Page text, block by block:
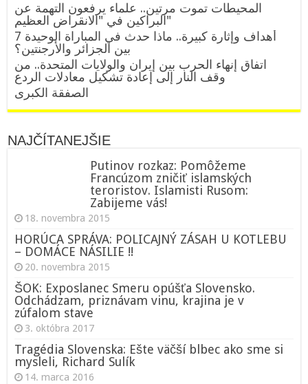
المحيطات تموت مرتين.. علماء يرفعون التهمة عن
البراكين في "الانقراض العظيم"
7 أهداف وإثارة كبيرة.. ماذا حدث في المباراة الوحيدة
بين الجزائر والأرجنتين؟
اتفاق إنهاء الحرب بين إيران والولايات المتحدة.. من
وقف النار إلى إعادة تشكيل معادلات الردع
الصفقة الكبرى
NAJČÍTANEJŠIE
Putinov rozkaz: Pomôžeme
Francúzom zničiť islamských
teroristov. Islamisti Rusom:
Zabijeme vás!
18. novembra 2015
HORÚCA SPRÁVA: POLICAJNÝ ZÁSAH U KOTLEBU
– DOMÁCE NÁSILIE !!
20. novembra 2015
ŠOK: Exposlanec Smeru opúšťa Slovensko.
Odchádzam, priznávam vinu, krajina je v
zúfalom stave
3. októbra 2017
Tragédia Slovenska: Ešte väčší blbec ako sme si
mysleli, Richard Sulík
14. marca 2016